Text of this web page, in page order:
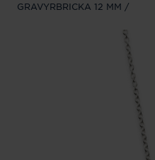
GRAVYRBRICKA 12 MM